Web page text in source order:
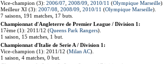
Vice-champion (3): 2006/07 2008/09 2010/11 (Olympique Marseille).
Meilleur XI (3): 2007/08 2008/09 2010/11 (Olympique Marseille).
7 saisons, 191 matches, 17 buts.
Championnat d'Angleterre de Premier League / Division 1:
17ème (1): 2011/12 (Queens Park Rangers).
1 saison, 15 matches, 1 but.
Championnat d'Italie de Serie A / Division 1:
Vice-champion (1): 2011/12 (Milan AC).
1 saison, 4 matches, 0 but.